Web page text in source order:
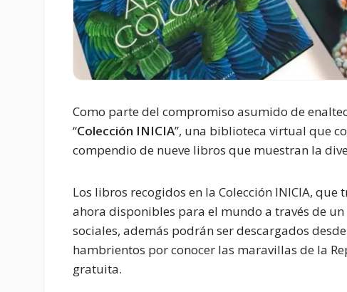
Como parte del compromiso asumido de
“Colección INICIA”, una biblioteca virtual que
compendio de nueve libros que muestran la
Los libros recogidos en la Colección INICIA,
ahora disponibles para el mundo a través de
sociales, además podrán ser descargados
hambrientos por conocer las maravillas de la
gratuita.